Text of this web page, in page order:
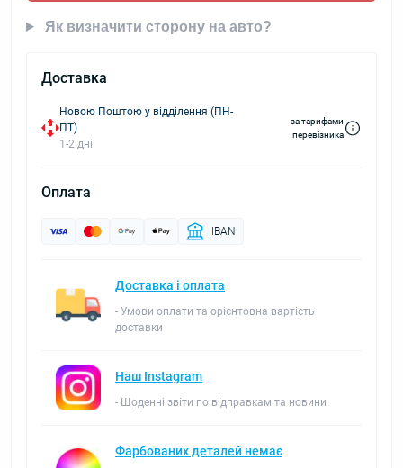
Як визначити сторону на авто?
Доставка
Новою Поштою у відділення (ПН-
ПТ)
1-2 дні
за тарифами
перевізника
Оплата
IBAN
Доставка і оплата
- Умови оплати та орієнтовна вартість
доставки
Наш Instagram
- Щоденні звіти по відправкам та новини
Фарбованих деталей немає